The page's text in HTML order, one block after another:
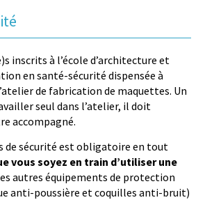
inscrits à l’école d’architecture et
en santé-sécurité dispensée à
de fabrication de maquettes. Un
seul dans l’atelier, il doit
accompagné.
de sécurité est obligatoire en tout
vous soyez en train d’utiliser une
autres équipements de protection
anti-poussière et coquilles anti-bruit)